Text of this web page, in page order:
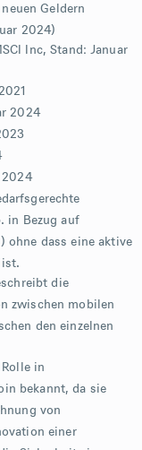
Geldern
2024)
Inc, Stand: Januar
2024
2024
in Bezug auf
ohne dass eine aktive
ist.
die
zwischen mobilen
den einzelnen
in
bekannt, da sie
von
einer